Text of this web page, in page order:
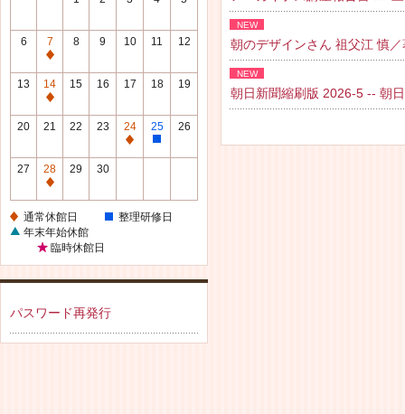
6
7
通
常
休
館
8 9 10 11 12
13
14
通
常
館
日
15 16 17 18 19
20 21 22 23
24
通
館
日
25
整
修
日
26
27
28
通
休
館
日
29 30
通常休館日
整理研修日
年末年始休館
臨時休館日
パスワード再発行
NEW
朝のデザインさん 祖父江 慎
NEW
朝日新聞縮刷版 2026-5 -- 朝